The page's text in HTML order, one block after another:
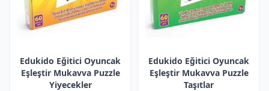
Edukido Eğitici Oyuncak
Eşleştir Mukavva Puzzle
Yiyecekler
Edukido Eğitici Oyuncak
Eşleştir Mukavva Puzzle
Taşıtlar